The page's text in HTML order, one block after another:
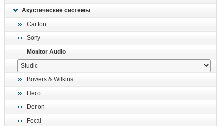
ресиверы, усилители
отопительные котлы
Акустические системы
Canton
Sony
Monitor Audio
Bowers & Wilkins
Heco
Denon
Focal